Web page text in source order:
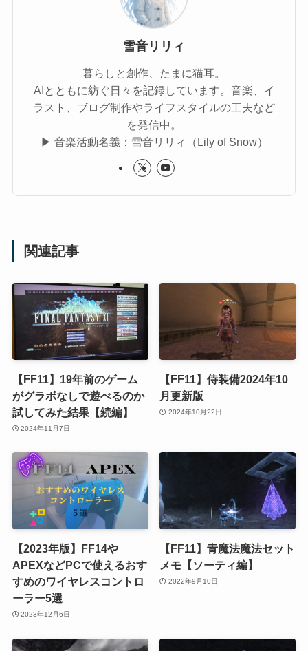
雪音リリィ
暮らしと創作、たまに猫耳。
AIとともに紡ぐ日々を記録しています。音楽、イ
ラスト、ブログ制作やライフスタイルの工夫など
を発信中。
▶︎ 音楽活動名義：雪音リリィ（Lily of Snow）
関連記事
【FF11】19年前のゲーム
がグラボなしで遊べるのか
試してみた結果【続編】
2024年11月7日
【FF11】侍装備2024年10
月更新版
2024年10月22日
【2023年版】FF14や
APEXなどPCで使えるおす
すめのワイヤレスコントロ
ーラー5選
2023年12月6日
【FF11】青魔法魔法セット
メモ【ソーティ編】
2022年9月10日